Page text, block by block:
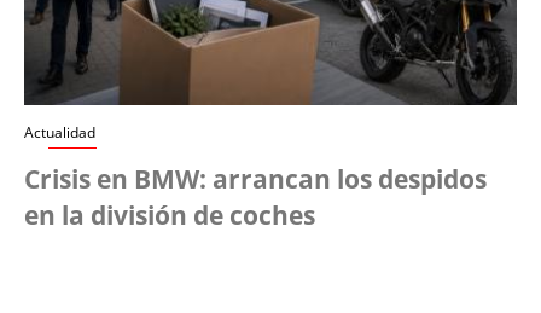
Actualidad
Crisis en BMW: arrancan los despidos
en la división de coches